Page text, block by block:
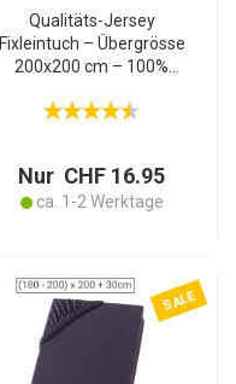
Qualitäts-Jersey
Fixleintuch – Übergrösse
200x200 cm – 100%
Tex 100, atmungsaktiv,
Nur CHF 16.95
ca. 1-2 Werktage
SALE